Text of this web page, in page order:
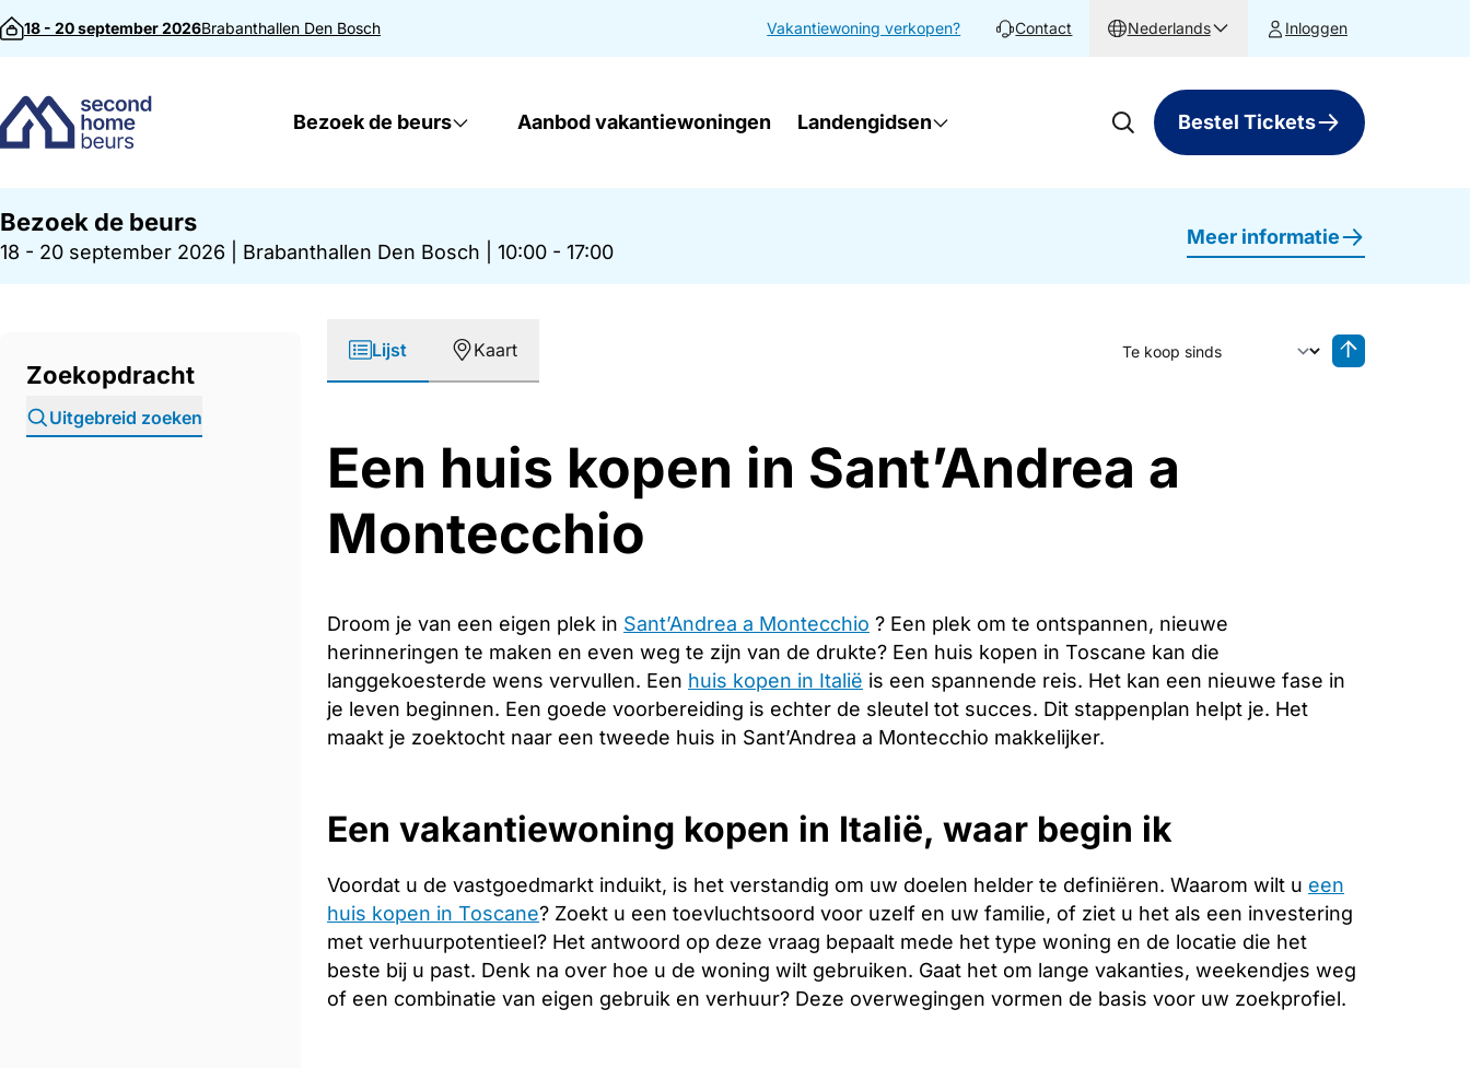
Direct naar inhoud
18 - 20 september 2026Brabanthallen Den Bosch Vakantiewoning verkopen? Contact Nederlands Inloggen
Bezoek de beurs Aanbod vakantiewoningen Landengidsen Bestel Tickets
Bezoek de beurs
18 - 20 september 2026 Brabanthallen Den Bosch 10:00 - 17:00
Meer informatie
Zoekopdracht
Uitgebreid zoeken
Lijst Kaart
Sorteer op
Een huis kopen in Sant’Andrea a
Montecchio
Droom je van een eigen plek in Sant’Andrea a Montecchio ? Een plek om te ontspannen, nieuwe
herinneringen te maken en even weg te zijn van de drukte? Een huis kopen in Toscane kan die
langgekoesterde wens vervullen. Een huis kopen in Italië is een spannende reis. Het kan een nieuwe fase in
je leven beginnen. Een goede voorbereiding is echter de sleutel tot succes. Dit stappenplan helpt je. Het
maakt je zoektocht naar een tweede huis in Sant’Andrea a Montecchio makkelijker.
Een vakantiewoning kopen in Italië, waar begin ik
Voordat u de vastgoedmarkt induikt, is het verstandig om uw doelen helder te definiëren. Waarom wilt u een
huis kopen in Toscane? Zoekt u een toevluchtsoord voor uzelf en uw familie, of ziet u het als een investering
met verhuurpotentieel? Het antwoord op deze vraag bepaalt mede het type woning en de locatie die het
beste bij u past. Denk na over hoe u de woning wilt gebruiken. Gaat het om lange vakanties, weekendjes weg
of een combinatie van eigen gebruik en verhuur? Deze overwegingen vormen de basis voor uw zoekprofiel.